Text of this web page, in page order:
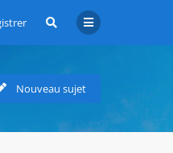
Nouveau sujet